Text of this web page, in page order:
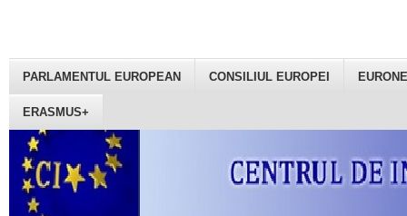
PARLAMENTUL EUROPEAN CONSILIUL EUROPEI
ERASMUS+